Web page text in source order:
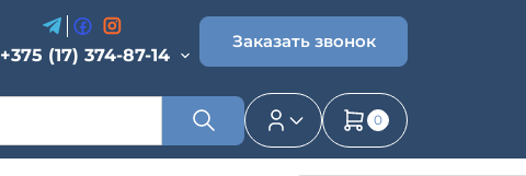
+375 (17) 374-87-14
Заказать звонок
0